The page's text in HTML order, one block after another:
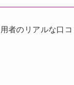
者のリアルな口コ